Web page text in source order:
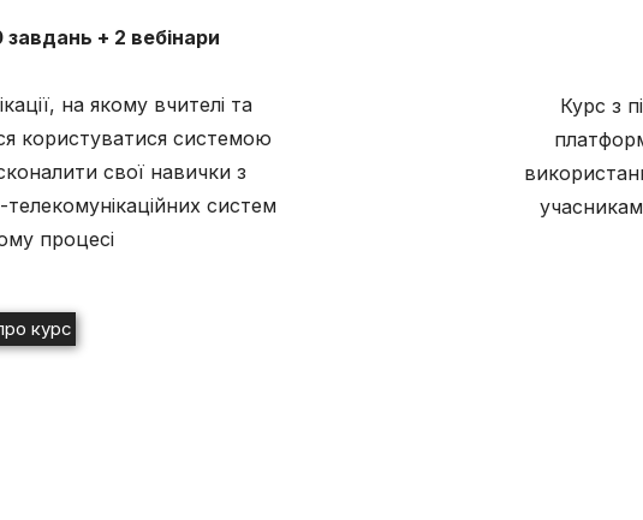
завдань + 2 вебінари
на якому вчителі та
користуватися системою
свої навички з
систем
процесі
курс
Курс з